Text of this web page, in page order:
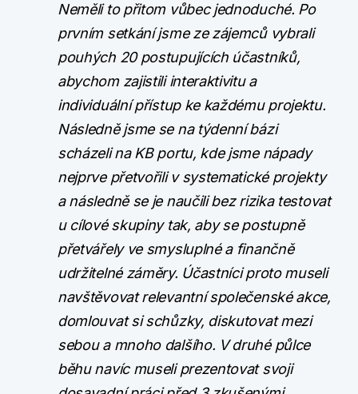
Neměli to přitom vůbec jednoduché. Po
prvním setkání jsme ze zájemců vybrali
pouhých 20 postupujících účastníků,
abychom zajistili interaktivitu a
individuální přístup ke každému projektu.
Následně jsme se na týdenní bázi
scházeli na KB portu, kde jsme nápady
nejprve přetvořili v systematické projekty
a následně se je naučili bez rizika testovat
u cílové skupiny tak, aby se postupně
přetvářely ve smysluplné a finančně
udržitelné záměry. Účastníci proto museli
navštěvovat relevantní společenské akce,
domlouvat si schůzky, diskutovat mezi
sebou a mnoho dalšího. V druhé půlce
běhu navíc museli prezentovat svoji